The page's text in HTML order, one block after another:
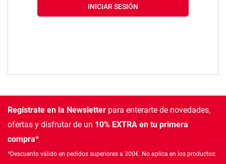
INICIAR SESIÓN
Regístrate en la Newsletter para enterarte de novedades,
ofertas y disfrutar de un 10% EXTRA en tu primera
compra*
*Descuento válido en pedidos superiores a 300€. No aplica en los productos: